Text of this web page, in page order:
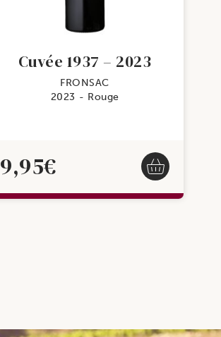
Cuvée 1937 – 2023
FRONSAC
2023
Rouge
9,95€